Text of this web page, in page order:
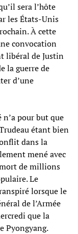
sera l’hôte
les États-Unis
À cette
convocation
libéral de Justin
la guerre de
d’une
pour but que
étant bien
dans la
mené avec
de millions
Le
lorsque le
de l’Armée
que la
Pyongyang.